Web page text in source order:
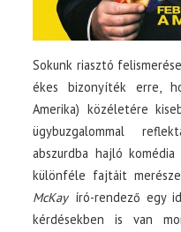
Sokunk riasztó
ékes bizonyíték erre,
Amerika) közéletére
ügybuzgalommal
abszurdba hajló
különféle fajtáit
McKayíró-rendező egy
kérdésekben is van